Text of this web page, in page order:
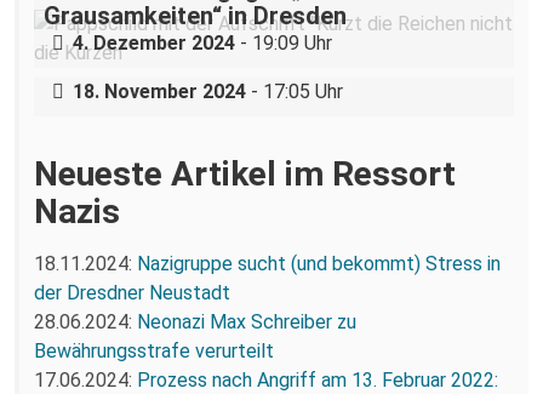
Grausamkeiten“ in Dresden
4. Dezember 2024 - 19:09 Uhr
Nazigruppe sucht (und bekommt) Stress
in der Dresdner Neustadt
18. November 2024 - 17:05 Uhr
Neueste Artikel im Ressort
Nazis
18.11.2024: Nazigruppe sucht (und bekommt) Stress in
der Dresdner Neustadt
28.06.2024: Neonazi Max Schreiber zu
Bewährungsstrafe verurteilt
17.06.2024: Prozess nach Angriff am 13. Februar 2022: